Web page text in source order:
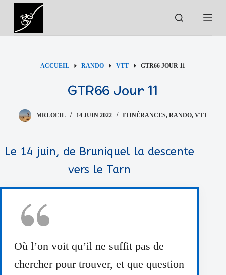
s
t
ACCUEIL RANDO VTT GTR66 JOUR 11
GTR66 Jour 11
MRLOEIL 14 JUIN 2022 ITINÉRANCES, RANDO, VTT
Le 14 juin, de Bruniquel la descente
vers le Tarn
Où l’on voit qu’il ne suffit pas de
chercher pour trouver, et que question